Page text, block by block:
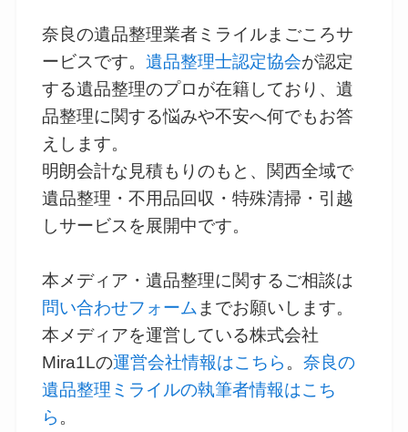
奈良の遺品整理業者ミライルまごころサ
ービスです。遺品整理士認定協会が認定
する遺品整理のプロが在籍しており、遺
品整理に関する悩みや不安へ何でもお答
えします。
明朗会計な見積もりのもと、関西全域で
遺品整理・不用品回収・特殊清掃・引越
しサービスを展開中です。
本メディア・遺品整理に関するご相談は
問い合わせフォーム までお願いします。
本メディアを運営している株式会社
Mira1Lの運営会社情報はこちら 。奈良の
遺品整理ミライルの執筆者情報はこち
ら 。